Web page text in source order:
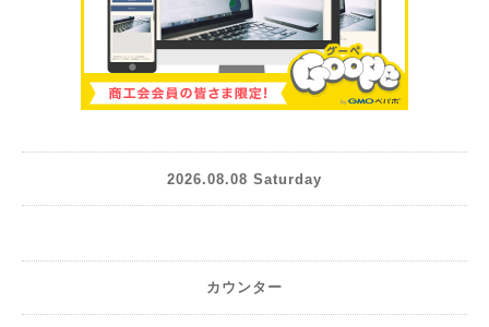
2026.08.08 Saturday
カウンター